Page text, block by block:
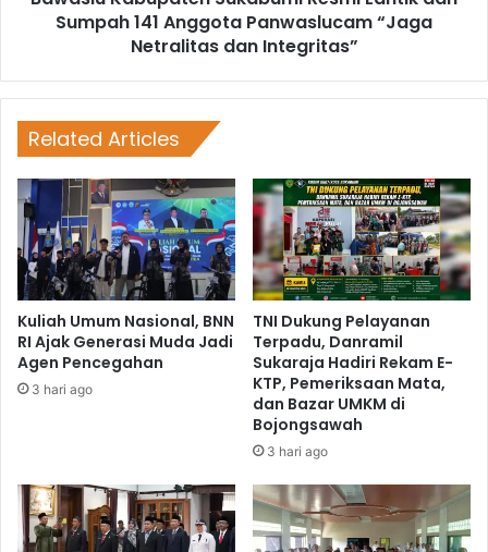
Sumpah 141 Anggota Panwaslucam “Jaga
Netralitas dan Integritas”
Related Articles
Kuliah Umum Nasional, BNN
RI Ajak Generasi Muda Jadi
Agen Pencegahan
3 hari ago
TNI Dukung Pelayanan
Terpadu, Danramil
Sukaraja Hadiri Rekam E-
KTP, Pemeriksaan Mata,
dan Bazar UMKM di
Bojongsawah
3 hari ago